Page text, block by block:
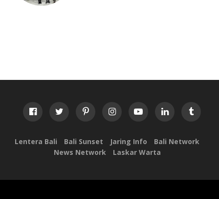
Lentera Bali Bali Sunset Jaring Info
Bali Network
News Network
Laskar Warta